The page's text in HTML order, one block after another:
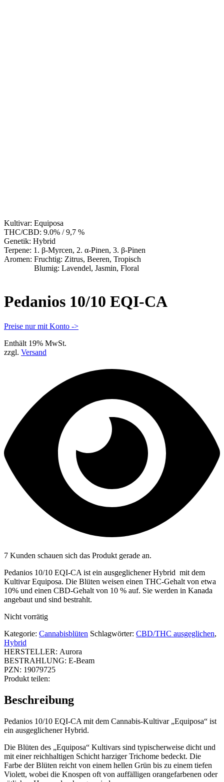
Kultivar: Equiposa
THC/CBD: 9.0% / 9,7 %
Genetik: Hybrid
Terpene: 1. β-Myrcen, 2. α-Pinen, 3. β-Pinen
Aromen: Fruchtig: Zitrus, Beeren, Tropisch
Blumig: Lavendel, Jasmin, Floral
Pedanios 10/10 EQI-CA
Preise nur mit Konto ->
Enthält 19% MwSt.
zzgl. Versand
7 Kunden schauen sich das Produkt gerade an.
Pedanios 10/10 EQI-CA ist ein ausgeglichener Hybrid mit dem
Kultivar Equiposa. Die Blüten weisen einen THC-Gehalt von etwa
10% und einen CBD-Gehalt von 10 % auf. Sie werden in Kanada
angebaut und sind bestrahlt.
Nicht vorrätig
Kategorie: Cannabisblüten Schlagwörter: CBD/THC ausgeglichen,
Hybrid
HERSTELLER: Aurora
BESTRAHLUNG: E-Beam
PZN: 19079725
Produkt teilen:
Beschreibung
Pedanios 10/10 EQI-CA mit dem Cannabis-Kultivar „Equiposa“ ist
ein ausgeglichener Hybrid.
Die Blüten des „Equiposa“ Kultivars sind typischerweise dicht und
mit einer reichhaltigen Schicht harziger Trichome bedeckt. Die
Farbe der Blüten reicht von einem hellen Grün bis zu einem tiefen
Violett, wobei die Knospen oft von auffälligen orangefarbenen oder